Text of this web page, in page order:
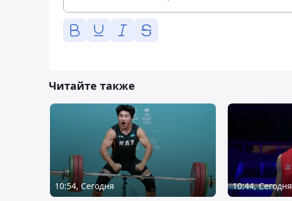
Читайте также
10:54, Сегодня 10:44, Сегодня